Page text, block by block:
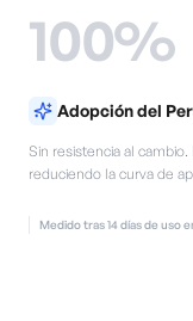
100%
Adopción del
Sin resistencia al
reduciendo la curva de
Medido tras 14 días de uso